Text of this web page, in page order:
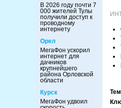
В 2026 году почти 7
000 жителей Тулы
получили доступ к
проводному
интернету
Орел
МегаФон ускорил
интернет для
дачников
крупнейшего
района Орловской
области
Курск
МегаФон удвоил